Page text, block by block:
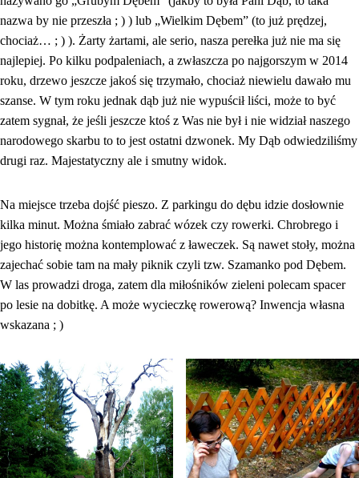
nazwa by nie przeszła ; ) ) lub „Wielkim Dębem” (to już prędzej,
chociaż… ; ) ). Żarty żartami, ale serio, nasza perełka już nie ma się
najlepiej. Po kilku podpaleniach, a zwłaszcza po najgorszym w 2014
roku, drzewo jeszcze jakoś się trzymało, chociaż niewielu dawało mu
szanse. W tym roku jednak dąb już nie wypuścił liści, może to być
zatem sygnał, że jeśli jeszcze ktoś z Was nie był i nie widział naszego
narodowego skarbu to to jest ostatni dzwonek. My Dąb odwiedziliśmy
drugi raz. Majestatyczny ale i smutny widok.
Na miejsce trzeba dojść pieszo. Z parkingu do dębu idzie dosłownie
kilka minut. Można śmiało zabrać wózek czy rowerki. Chrobrego i
jego historię można kontemplować z ławeczek. Są nawet stoły, można
zajechać sobie tam na mały piknik czyli tzw. Szamanko pod Dębem.
W las prowadzi droga, zatem dla miłośników zieleni polecam spacer
po lesie na dobitkę. A może wycieczkę rowerową? Inwencja własna
wskazana ; )